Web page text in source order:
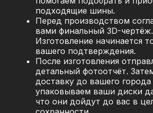
подходящие шины.
Перед производством
вами финальный 3D-чертёж.
Изготовление начинается
вашего подтверждения.
После изготовления
детальный фотоотчёт.
доставку до вашего
упаковываем ваши диски
что они дойдут до вас в